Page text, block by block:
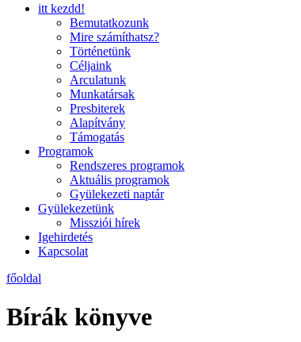
itt kezdd!
Bemutatkozunk
Mire számíthatsz?
Történetünk
Céljaink
Arculatunk
Munkatársak
Presbiterek
Alapítvány
Támogatás
Programok
Rendszeres programok
Aktuális programok
Gyülekezeti naptár
Gyülekezetünk
Missziói hírek
Igehirdetés
Kapcsolat
főoldal
Bírák könyve